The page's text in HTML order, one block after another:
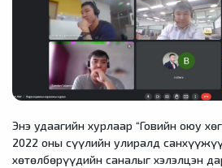
Энэ удаагийн хурлаар “Говийн оюу
2022 оны сүүлийн улиралд
хөтөлбөрүүдийн саналыг хэлэлцэн